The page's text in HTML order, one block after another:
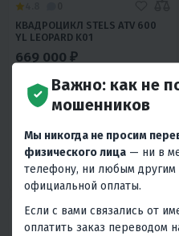
КВАДРОЦИКЛ STELS ATV 600
YL LEOPARD K01
669 000 ₽
30 110 ₽ 28 800 ₽
В 1 КЛИК
594 39 Полный 4WD
Да
Водяное
Сталь
15 лет и старше
Россия
Важно: как не
мошенников
Мы никогда не просим
физического лица — ни в
телефону, ни любым другим
официальной оплаты.
Если с вами связались от
оплатить заказ переводом